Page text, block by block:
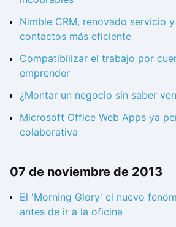
Nimble CRM, renovado servicio
contactos más eficiente
Compatibilizar el trabajo por
emprender
¿Montar un negocio sin saber
Microsoft Office Web Apps ya
colaborativa
07 de noviembre de 2013
El 'Morning Glory' el nuevo
antes de ir a la oficina